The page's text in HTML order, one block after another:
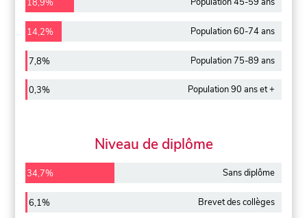
18,9%
14,2% Population 60-74 ans
7,8% Population 75-89 ans
0,3% Population 90 ans et +
Niveau de diplôme
34,7% Sans diplôme
6,1% Brevet des collèges